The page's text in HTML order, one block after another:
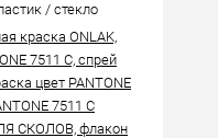
/ стекло
краска ONLAK,
7511 C, спрей
цвет PANTONE
7511 C
СКОЛОВ, флакон